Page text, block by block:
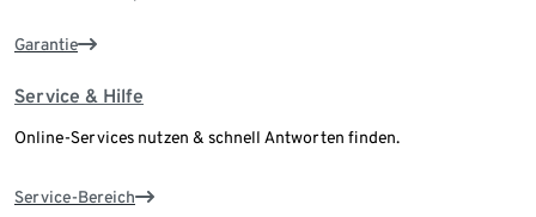
Garantie
Service & Hilfe
Online-Services nutzen & schnell Antworten finden.
Service-Bereich